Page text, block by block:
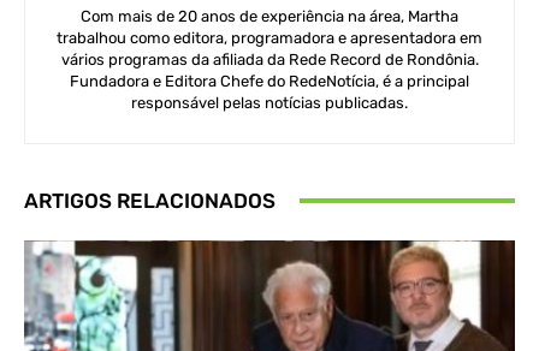
Com mais de 20 anos de experiência na área, Martha
trabalhou como editora, programadora e apresentadora em
vários programas da afiliada da Rede Record de Rondônia.
Fundadora e Editora Chefe do RedeNotícia, é a principal
responsável pelas notícias publicadas.
ARTIGOS RELACIONADOS